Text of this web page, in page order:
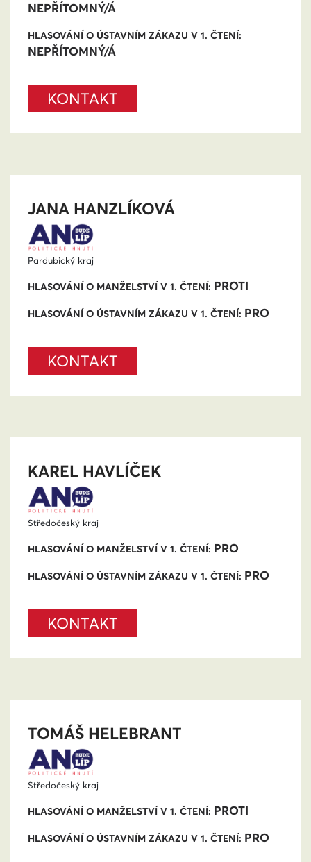
NEPŘÍTOMNÝ/Á
HLASOVÁNÍ O ÚSTAVNÍM ZÁKAZU V 1. ČTENÍ:
NEPŘÍTOMNÝ/Á
KONTAKT
JANA HANZLÍKOVÁ
Pardubický kraj
HLASOVÁNÍ O MANŽELSTVÍ V 1. ČTENÍ: PROTI
HLASOVÁNÍ O ÚSTAVNÍM ZÁKAZU V 1. ČTENÍ: PRO
KONTAKT
KAREL HAVLÍČEK
Středočeský kraj
HLASOVÁNÍ O MANŽELSTVÍ V 1. ČTENÍ: PRO
HLASOVÁNÍ O ÚSTAVNÍM ZÁKAZU V 1. ČTENÍ: PRO
KONTAKT
TOMÁŠ HELEBRANT
Středočeský kraj
HLASOVÁNÍ O MANŽELSTVÍ V 1. ČTENÍ: PROTI
HLASOVÁNÍ O ÚSTAVNÍM ZÁKAZU V 1. ČTENÍ: PRO